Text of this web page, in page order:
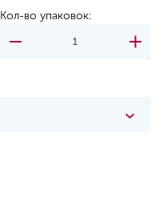
Кол-во упаковок: